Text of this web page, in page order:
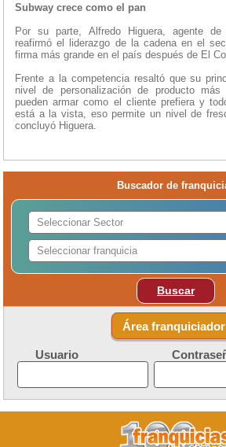
Subway crece como el pan
Por su parte, Alfredo Higuera, agente de
reafirmó el liderazgo de la cadena en el
firma más grande en el país después de El
Frente a la competencia resaltó que su
nivel de personalización de producto
pueden armar como el cliente prefiera y
está a la vista, eso permite un nivel de
concluyó Higuera.
Buscador de
Buscar
Área
Usuario